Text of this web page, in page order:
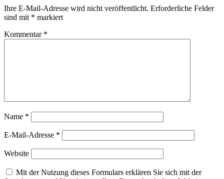
Ihre E-Mail-Adresse wird nicht veröffentlicht. Erforderliche Felder
sind mit * markiert
Kommentar *
Name *
E-Mail-Adresse *
Website
Mit der Nutzung dieses Formulars erklären Sie sich mit der